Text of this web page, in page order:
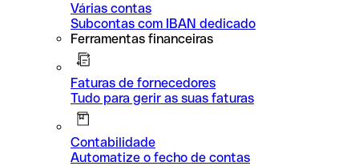
Várias contas
Subcontas com IBAN dedicado
Ferramentas financeiras
Faturas de fornecedores
Tudo para gerir as suas faturas
Contabilidade
Automatize o fecho de contas